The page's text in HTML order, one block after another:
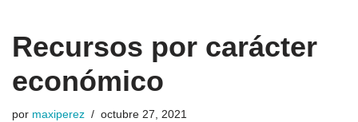
Recursos por carácter
económico
por maxiperez octubre 27, 2021